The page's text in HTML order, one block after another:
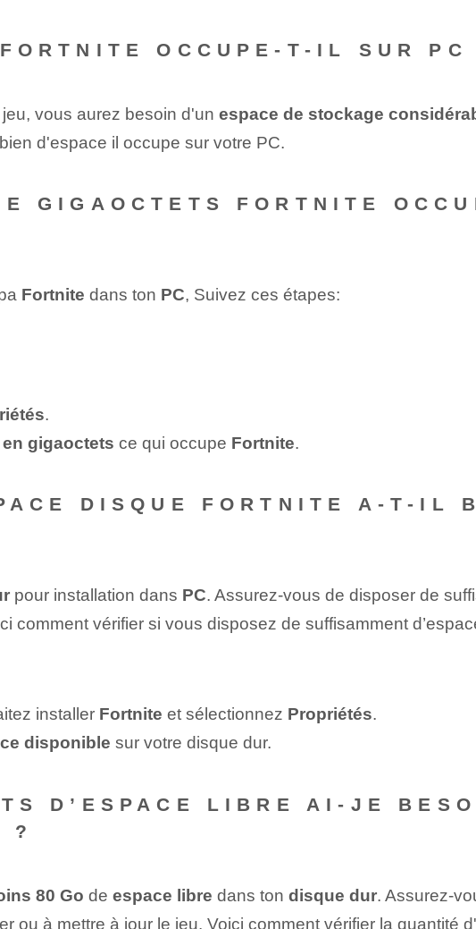
OCCUPE-T-IL SUR PC
vous aurez besoin d'un espace de stockage
d'espace il occupe sur votre PC.
GIGAOCTETS FORTNITE
Fortnite ⁢ dans ton PC, Suivez ces étapes:
.
gigaoctets ce qui occupe Fortnite.
DISQUE FORTNITE A-T-IL
pour installation dans PC. Assurez-vous de disposer de
comment vérifier si vous disposez de suffisamment
installer Fortnite ⁤ et‌ sélectionnez ​ Propriétés.
disponible sur votre disque dur.
D’ESPACE LIBRE AI-JE
?
80 Go de espace libre dans ton⁢ disque dur. Assurez-
ou à mettre à jour le jeu. Voici comment vérifier la quantité